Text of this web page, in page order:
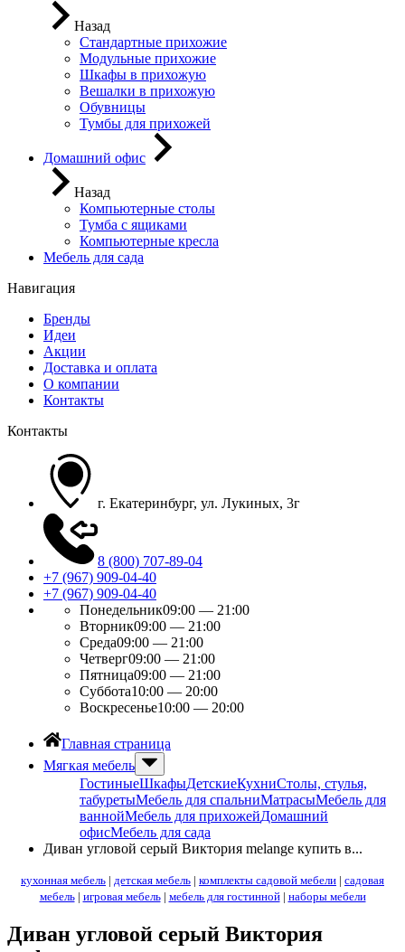
Назад
Стандартные прихожие
Модульные прихожие
Шкафы в прихожую
Вешалки в прихожую
Обувницы
Тумбы для прихожей
Домашний офис
Назад
Компьютерные столы
Тумба с ящиками
Компьютерные кресла
Мебель для сада
Навигация
Бренды
Идеи
Акции
Доставка и оплата
О компании
Контакты
Контакты
г. Екатеринбург, ул. Лукиных, 3г
8 (800) 707-89-04
+7 (967) 909-04-40
+7 (967) 909-04-40
Понедельник09:00 — 21:00
Вторник09:00 — 21:00
Среда09:00 — 21:00
Четверг09:00 — 21:00
Пятница09:00 — 21:00
Суббота10:00 — 20:00
Воскресенье10:00 — 20:00
Главная страница
Мягкая мебель
ГостиныеШкафыДетскиеКухниСтолы, стулья,
табуретыМебель для спальниМатрасыМебель для
ваннойМебель для прихожейДомашний
офисМебель для сада
Диван угловой серый Виктория melange купить в...
кухонная мебель | детская мебель | комплекты садовой мебели | садовая
мебель| игровая мебель| мебель для гостинной| наборы мебели
Диван угловой серый Виктория